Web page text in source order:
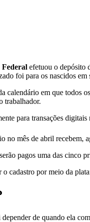
Federal efetuou o depósito
foi para os nascidos
calendário em que todos
trabalhador.
para transações
no mês de abril
pagos uma das
cadastro por meio da
de quando ela